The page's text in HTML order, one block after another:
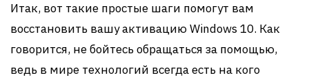
Итак, вот такие простые шаги помогут вам
восстановить вашу активацию Windows 10. Как
говорится, не бойтесь обращаться за помощью,
ведь в мире технологий всегда есть на кого